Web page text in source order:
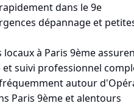
dans le 9e
dépannage et
locaux à Paris 9ème
suivi professionnel
autour
Paris 9ème et alentours